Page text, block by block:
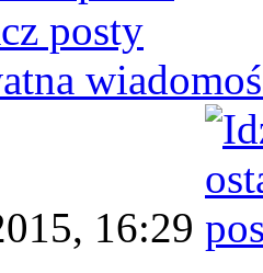
posty
16:29